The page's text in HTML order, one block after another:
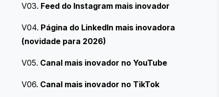
V03. Feed do Instagram mais inovador
V04. Página do LinkedIn mais inovadora
(novidade para 2026)
V05. Canal mais inovador no YouTube
V06. Canal mais inovador no TikTok